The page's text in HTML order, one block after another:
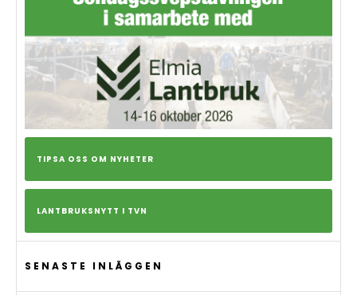
TIPSA OSS OM NYHETER
LANTBRUKSNYTT I TVN
SENASTE INLÄGGEN